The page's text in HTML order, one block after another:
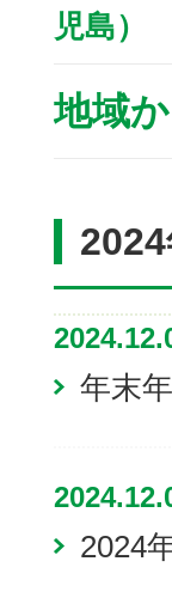
児島）
地域
年末
2024